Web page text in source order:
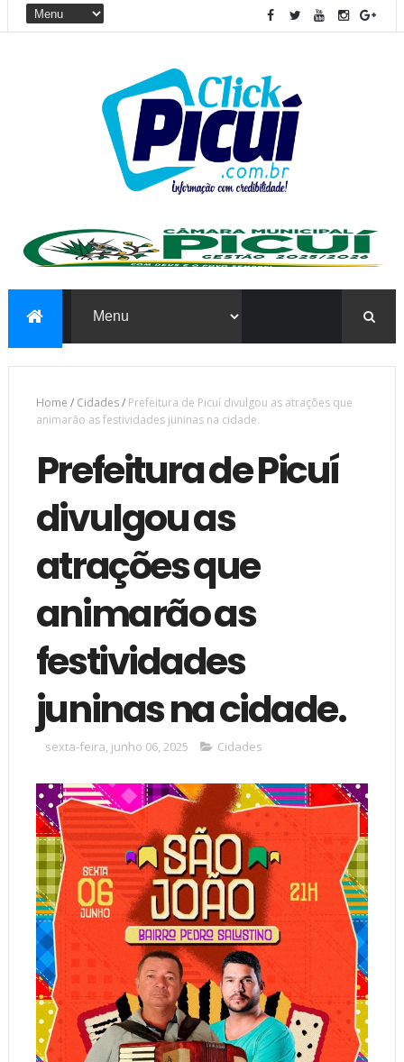
Home / Cidades/ Prefeitura de Picuí divulgou as atrações que
animarão as festividades juninas na cidade.
Prefeitura de Picuí
divulgou as
atrações que
animarão as
festividades
juninas na cidade.
sexta-feira, junho 06, 2025 Cidades